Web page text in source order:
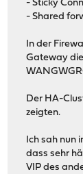
- Sticky
- Shared
In der
Gateway die
Der HA-
zeigten.
Ich sah nun
dass sehr
VIP des